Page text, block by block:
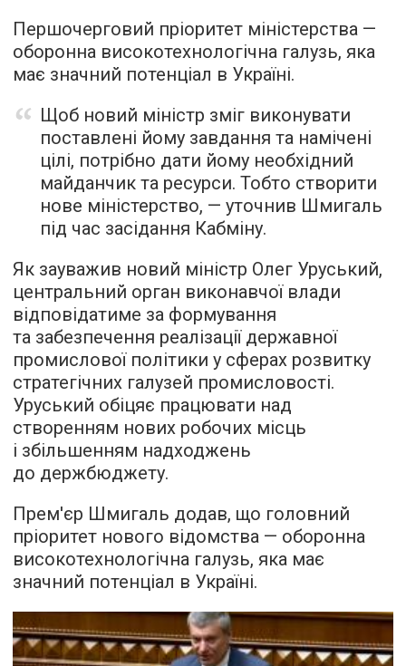
Першочерговий пріоритет міністерства —
оборонна високотехнологічна галузь, яка
має значний потенціал в Україні.
Щоб новий міністр зміг виконувати
поставлені йому завдання та намічені
цілі, потрібно дати йому необхідний
майданчик та ресурси. Тобто створити
нове міністерство, — уточнив Шмигаль
під час засідання Кабміну.
Як зауважив новий міністр Олег Уруський,
центральний орган виконавчої влади
відповідатиме за формування
та забезпечення реалізації державної
промислової політики у сферах розвитку
стратегічних галузей промисловості.
Уруський обіцяє працювати над
створенням нових робочих місць
і збільшенням надходжень
до держбюджету.
Прем'єр Шмигаль додав, що головний
пріоритет нового відомства — оборонна
високотехнологічна галузь, яка має
значний потенціал в Україні.